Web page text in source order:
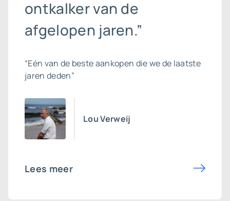
ontkalker van de
afgelopen jaren.”
“Eén van de beste aankopen die we de laatste
jaren deden”
Lou Verweij
Lees meer